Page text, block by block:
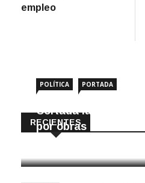
empleo
RECIENTES
POLÍTICA PORTADA
Cortada la SE-9105
por obras hasta final